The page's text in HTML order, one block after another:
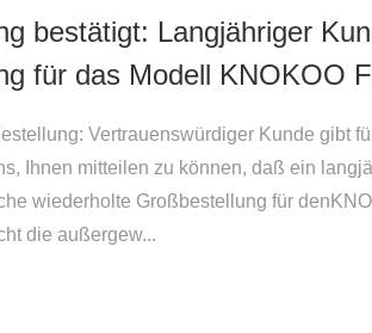
bestätigt: Langjähriger
für das Modell KNOKOO
Vertrauenswürdiger Kunde gibt
Ihnen mitteilen zu können, daß ein
wiederholte Großbestellung für
die außergew...